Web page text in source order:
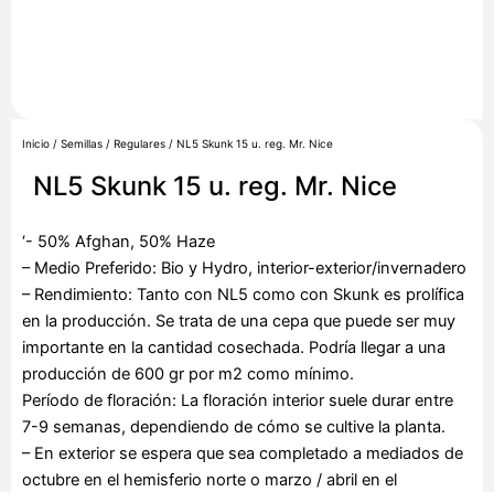
Inicio / Semillas / Regulares / NL5 Skunk 15 u. reg. Mr. Nice
NL5 Skunk 15 u. reg. Mr. Nice
‘- 50% Afghan, 50% Haze
– Medio Preferido: Bio y Hydro, interior-exterior/invernadero
– Rendimiento: Tanto con NL5 como con Skunk es prolífica
en la producción. Se trata de una cepa que puede ser muy
importante en la cantidad cosechada. Podría llegar a una
producción de 600 gr por m2 como mínimo.
Período de floración: La floración interior suele durar entre
7-9 semanas, dependiendo de cómo se cultive la planta.
– En exterior se espera que sea completado a mediados de
octubre en el hemisferio norte o marzo / abril en el